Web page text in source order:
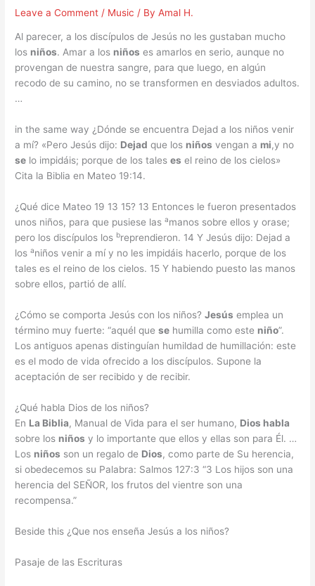
Leave a Comment / Music / ByAmal H.
Al parecer, a los discípulos de Jesús no les gustaban mucho
los niños. Amar a los niños es amarlos en serio, aunque no
provengan de nuestra sangre, para que luego, en algún
recodo de su camino, no se transformen en desviados adultos.
…
in the same way ¿Dónde se encuentra Dejad a los niños venir
a mí? «Pero Jesús dijo: Dejad que los niños vengan a mi,y no
se lo impidáis; porque de los taleses el reino de los cielos»
Cita la Biblia en Mateo 19:14.
¿Qué dice Mateo 19 13 15? 13 Entonces le fueron presentados
unos niños, para que pusiese lasamanos sobre ellos y orase;
pero los discípulos los breprendieron. 14 Y Jesús dijo: Dejad a
losaniños venir a mí y no les impidáis hacerlo, porque de los
tales es el reino de los cielos. 15 Y habiendo puesto las manos
sobre ellos, partió de allí.
¿Cómo se comporta Jesús con los niños?Jesús emplea un
término muy fuerte: “aquél quese humilla como este niño”.
Los antiguos apenas distinguían humildad de humillación: este
es el modo de vida ofrecido a los discípulos. Supone la
aceptación de ser recibido y de recibir.
¿Qué habla Dios de los niños?
En La Biblia, Manual de Vida para el ser humano, Dios habla
sobre los niños y lo importante que ellos y ellas son para Él. …
Los niños son un regalo de Dios, como parte de Su herencia,
si obedecemos su Palabra: Salmos 127:3 “3 Los hijos son una
herencia del SEÑOR, los frutos del vientre son una
recompensa.”
Beside this ¿Que nos enseña Jesús a los niños?
Pasaje de las Escrituras